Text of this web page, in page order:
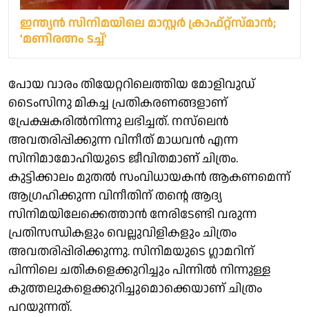
ഇന്ത്യന്‍ സിനിമയിലെ മാസ്റ്റർ ക്രാഫ്റ്റ്‌സ്മാൻ;
'മണിരത്നം ടച്ച്'
പോയ വാരം തിയേറ്ററിലെത്തിയ മോളിവുഡ്
ടൈംസിനു മികച്ച പ്രതികരണങ്ങളാണ്
പ്രേക്ഷകരില്‍നിന്നു ലഭിച്ചത്. നസ്‌ലെൻ
അവതരിപ്പിക്കുന്ന വിനീത് മാധവന്‍ എന്ന
സിനിമാമോഹിയുടെ ജീവിതമാണ് ചിത്രം.
കുട്ടിക്കാലം മുതല്‍ സംവിധായകന്‍ ആകണമെന്ന്
ആഗ്രഹിക്കുന്ന വിനീതിന് തന്റെ ആദ്യ
സിനിമയിലേക്കെത്താന്‍ നേരിടേണ്ടി വരുന്ന
പ്രതിസന്ധികളും വെല്ലുവിളികളും ചിത്രം
അവതരിപ്പിരിക്കുന്നു. സിനിമയുടെ ഗ്ലാമറിന്
പിന്നിലെ ചതികളെക്കുറിച്ചും പിന്നില്‍ നിന്നുള്ള
കുത്തലുകളെക്കുറിച്ചുമൊക്കെയാണ് ചിത്രം
പറയുന്നത്.